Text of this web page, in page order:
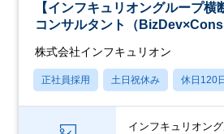
【インフキュリオングループ
コンサルタント（
株式会社インフキュリオン
正社員採用 土日祝休み 休日120
インフキュリオン